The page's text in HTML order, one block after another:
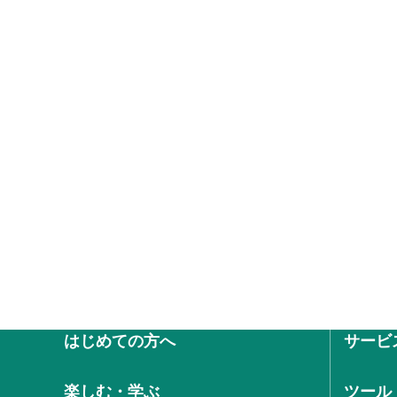
はじめての方へ
楽しむ・学ぶ
サービ
ツール